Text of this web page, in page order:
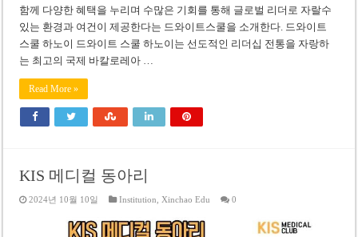
함께 다양한 혜택을 누리며 수많은 기회를 통해 글로벌 리더로 자랄수
있는 환경과 여건이 제공한다는 드와이트스쿨을 소개한다. 드와이트
스쿨 하노이 드와이트 스쿨 하노이는 선도적인 리더십 전통을 자랑하
는 최고의 국제 바칼로레아 …
Read More »
KIS 메디컬 동아리
2024년 10월 10일 Institution Xinchao Edu 0